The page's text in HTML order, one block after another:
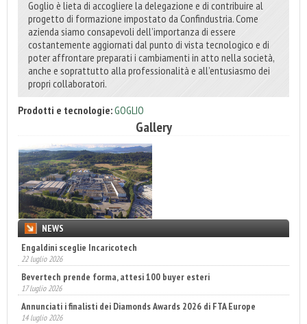
Goglio è lieta di accogliere la delegazione e di contribuire al
progetto di formazione impostato da Confindustria. Come
azienda siamo consapevoli dell’importanza di essere
costantemente aggiornati dal punto di vista tecnologico e di
poter affrontare preparati i cambiamenti in atto nella società,
anche e soprattutto alla professionalità e all’entusiasmo dei
propri collaboratori.
Prodotti e tecnologie:GOGLIO
Gallery
NEWS
Engaldini sceglie Incaricotech
22 luglio 2026
Bevertech prende forma, attesi 100 buyer esteri
17 luglio 2026
Annunciati i finalisti dei Diamonds Awards 2026 di FTA Europe
14 luglio 2026